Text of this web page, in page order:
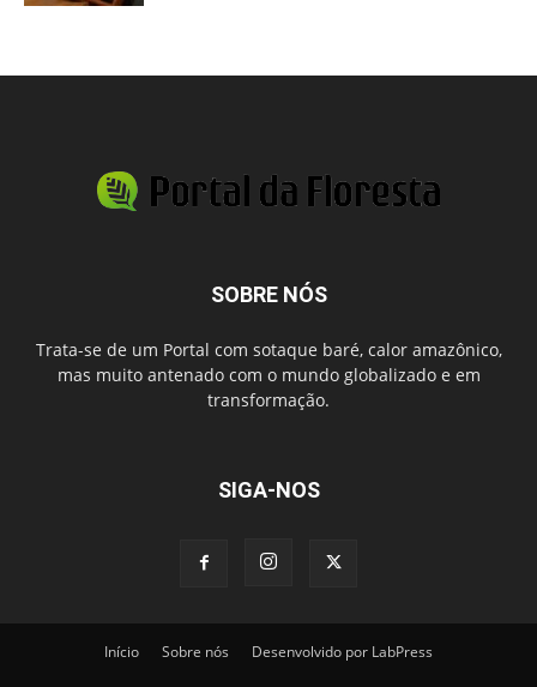
SOBRE NÓS
Trata-se de um Portal com sotaque baré, calor amazônico,
mas muito antenado com o mundo globalizado e em
transformação.
SIGA-NOS
Início Sobre nós Desenvolvido por LabPress